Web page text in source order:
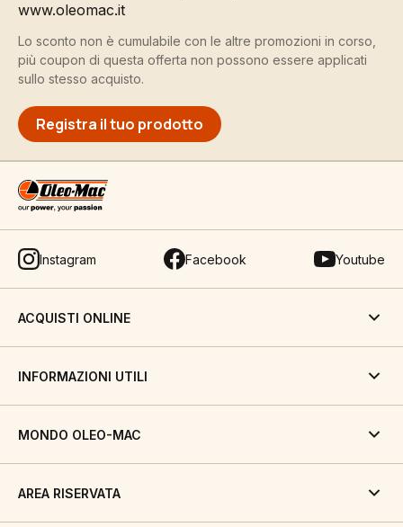
www.oleomac.it
Lo sconto non è cumulabile con le altre promozioni in corso,
più coupon di questa offerta non possono essere applicati
sullo stesso acquisto.
Registra il tuo prodotto
Instagram Facebook Youtube
ACQUISTI ONLINE
INFORMAZIONI UTILI
MONDO OLEO-MAC
AREA RISERVATA